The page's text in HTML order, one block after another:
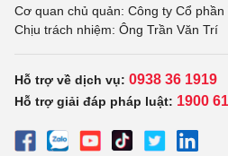
Cơ quan chủ quản: Công ty Cổ phần
Chịu trách nhiệm: Ông Trần Văn Trí
Hỗ trợ về dịch vụ: 0938 36 1919
Hỗ trợ giải đáp pháp luật: 1900